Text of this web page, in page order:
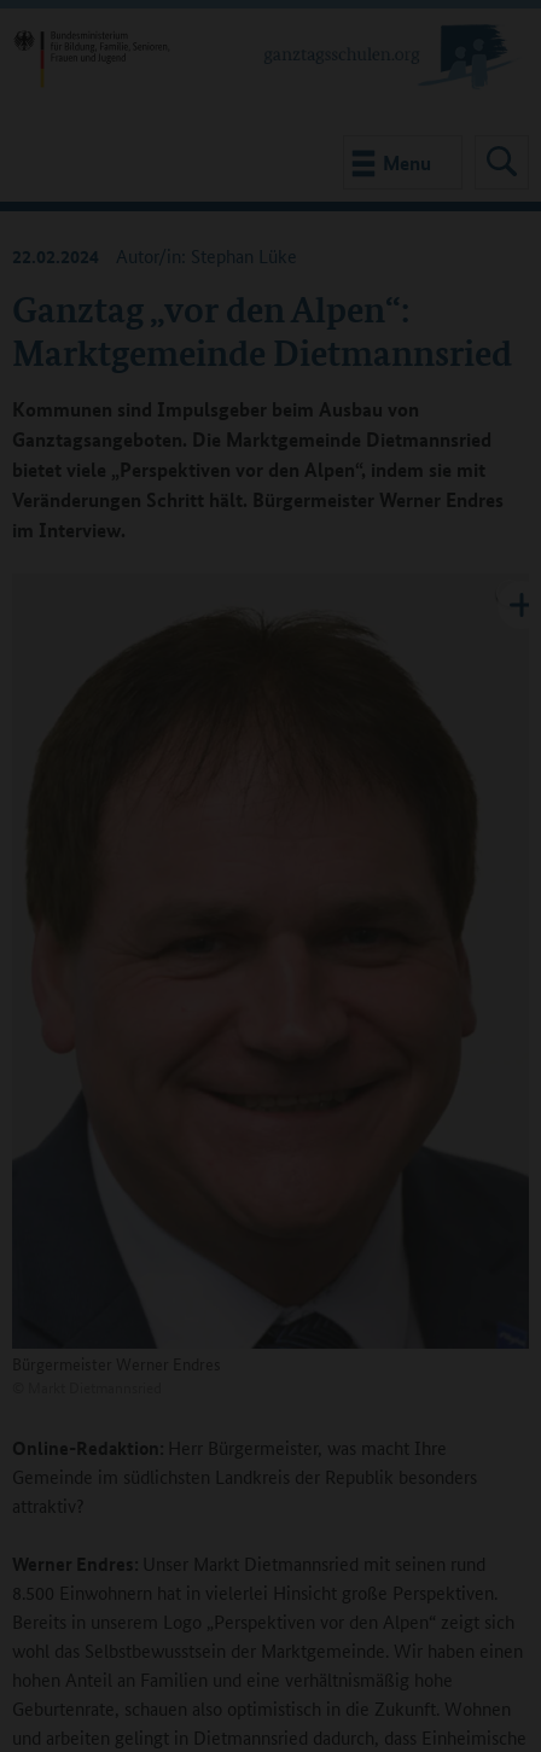
Menu
Ganztag „vor den Alpen“:
Marktgemeinde Dietmannsried
22.02.2024 Autor/in: Stephan Lüke
Kommunen sind Impulsgeber beim Ausbau von
Ganztagsangeboten. Die Marktgemeinde Dietmannsried
bietet viele „Perspektiven vor den Alpen“, indem sie mit
Veränderungen Schritt hält. Bürgermeister Werner Endres
im Interview.
Online-Redaktion: Herr Bürgermeister, was macht Ihre
Gemeinde im südlichsten Landkreis der Republik besonders
attraktiv?
Werner Endres: Unser Markt Dietmannsried mit seinen rund
8.500 Einwohnern hat in vielerlei Hinsicht große Perspektiven.
Bereits in unserem Logo „Perspektiven vor den Alpen“ zeigt sich
wohl das Selbstbewusstsein der Marktgemeinde. Wir haben einen
hohen Anteil an Familien und eine verhältnismäßig hohe
Geburtenrate, schauen also optimistisch in die Zukunft. Wohnen
und arbeiten gelingt in Dietmannsried dadurch, dass Einheimische